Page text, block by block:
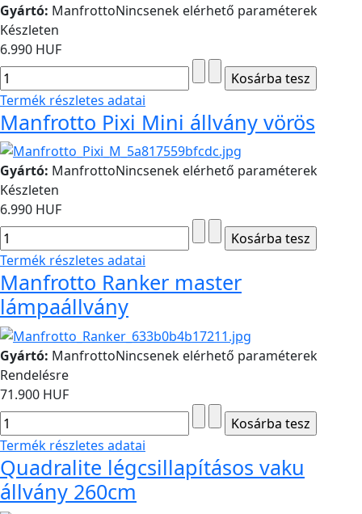
Gyártó: ManfrottoNincsenek elérhető paraméterek
Készleten
6.990 HUF
Termék részletes adatai
Manfrotto Pixi Mini állvány vörös
Gyártó: ManfrottoNincsenek elérhető paraméterek
Készleten
6.990 HUF
Termék részletes adatai
Manfrotto Ranker master
lámpaállvány
Gyártó: ManfrottoNincsenek elérhető paraméterek
Rendelésre
71.900 HUF
Termék részletes adatai
Quadralite légcsillapításos vaku
állvány 260cm